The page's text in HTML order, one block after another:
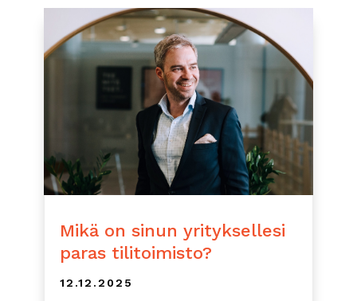
Mikä on sinun yrityksellesi
paras tilitoimisto?
12.12.2025